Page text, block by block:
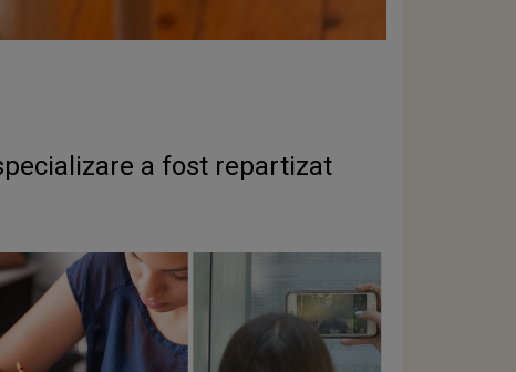
a fost repartizat